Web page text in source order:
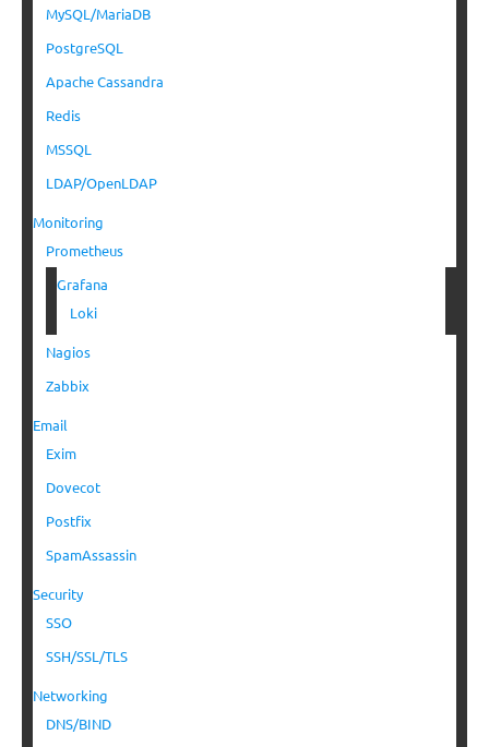
MySQL/MariaDB
PostgreSQL
Apache Cassandra
Redis
MSSQL
LDAP/OpenLDAP
Monitoring
Prometheus
Grafana
Loki
Nagios
Zabbix
Email
Exim
Dovecot
Postfix
SpamAssassin
Security
SSO
SSH/SSL/TLS
Networking
DNS/BIND